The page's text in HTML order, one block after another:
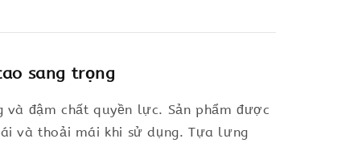
sang trọng
đậm chất quyền lực. Sản phẩm được
và thoải mái khi sử dụng. Tựa lưng